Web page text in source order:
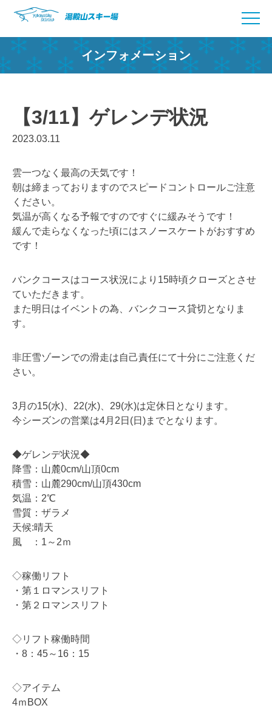
content
インフォメーション
【3/11】ゲレンデ状況
2023.03.11
雲一つなく最高の天気です！
朝は締まっておりますのでスピードコントロールご注意
ください。
気温が高くなる予報ですのですぐに緩みそうです！
緩んで走らなくなった頃にはスノースケートがおすすめ
です！
バンクコースはコース状況により15時頃クローズとさせ
ていただきます。
また明日はイベントの為、バンクコース貸切となりま
す。
非圧雪ゾーンでの滑走は自己責任にて十分にご注意くだ
さい。
3月の15(水)、22(水)、29(水)は定休日となります。
今シーズンの営業は4月2日(日)までとなります。
◆ゲレンデ状況◆
降雪：山麓0cm/山頂0cm
積雪：山麓290cm/山頂430cm
気温：2℃
雪質：ザラメ
天候:晴天
風 ：1～2ｍ
◇稼働リフト
・第１ロマンスリフト
・第２ロマンスリフト
◇リフト稼働時間
・8：45～16：15
◇アイテム
4ｍBOX